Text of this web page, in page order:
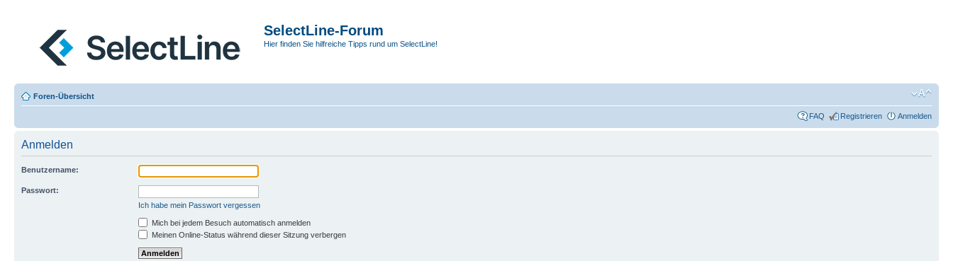
SelectLine-Forum
Hier finden Sie hilfreiche Tipps rund um SelectLine!
Foren-Übersicht
FAQ Registrieren Anmelden
Anmelden
Benutzername:
Passwort:
Ich habe mein Passwort vergessen
Mich bei jedem Besuch automatisch anmelden
Meinen Online-Status während dieser Sitzung verbergen